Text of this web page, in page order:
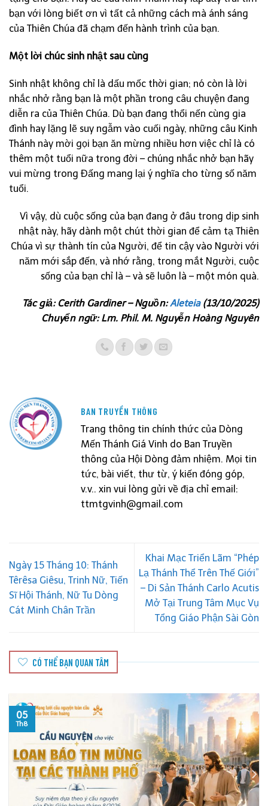
bạn với lòng biết ơn vì tất cả những cách mà ánh sáng
của Thiên Chúa đã chạm đến hành trình của bạn.
Một lời chúc sinh nhật sau cùng
Sinh nhật không chỉ là dấu mốc thời gian; nó còn là lời
nhắc nhở rằng bạn là một phần trong câu chuyện đang
diễn ra của Thiên Chúa. Dù bạn đang thổi nến cùng gia
đình hay lặng lẽ suy ngẫm vào cuối ngày, những câu Kinh
Thánh này mời gọi bạn ăn mừng nhiều hơn việc chỉ là có
thêm một tuổi nữa trong đời – chúng nhắc nhở bạn hãy
vui mừng trong Đấng mang lại ý nghĩa cho từng số năm
tuổi.
Vì vậy, dù cuộc sống của bạn đang ở đâu trong dịp sinh
nhật này, hãy dành một chút thời gian để cảm tạ Thiên
Chúa vì sự thành tín của Người, để tin cậy vào Người với
năm mới sắp đến, và nhớ rằng, trong mắt Người, cuộc
sống của bạn chỉ là – và sẽ luôn là – một món quà.
Tác giả: Cerith Gardiner – Nguồn:Aleteia(13/10/2025)
Chuyển ngữ: Lm. Phil. M. Nguyễn Hoàng Nguyên
BAN TRUYỀN THÔNG
Trang thông tin chính thức của Dòng
Mến Thánh Giá Vinh do Ban Truyền
thông của Hội Dòng đảm nhiệm. Mọi tin
tức, bài viết, thư từ, ý kiến đóng góp,
v.v.. xin vui lòng gửi về địa chỉ email:
ttmtgvinh@gmail.com
Ngày 15 Tháng 10: Thánh
Têrêsa Giêsu, Trinh Nữ, Tiến
Sĩ Hội Thánh, Nữ Tu Dòng
Cát Minh Chân Trần
Khai Mạc Triển Lãm “Phép
Lạ Thánh Thể Trên Thế Giới”
– Di Sản Thánh Carlo Acutis
Mở Tại Trung Tâm Mục Vụ
Tổng Giáo Phận Sài Gòn
CÓ THỂ BẠN QUAN TÂM
05
Th8